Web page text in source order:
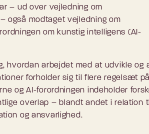
– ud over vejledning om
også modtaget vejledning om
om kunstig intelligens (AI-
hvordan arbejdet med at udvikle og
forholder sig til flere regelsæt
og AI-forordningen indeholder
overlap – blandt andet i relation til
og ansvarlighed.